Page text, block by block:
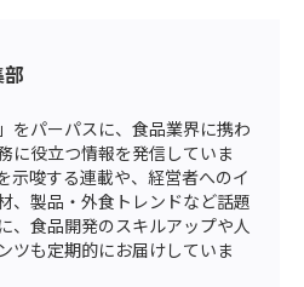
部
をパーパスに、食品業界に携わ
に役立つ情報を発信していま
示唆する連載や、経営者へのイ
、製品・外食トレンドなど話題
、食品開発のスキルアップや人
ツも定期的にお届けしていま